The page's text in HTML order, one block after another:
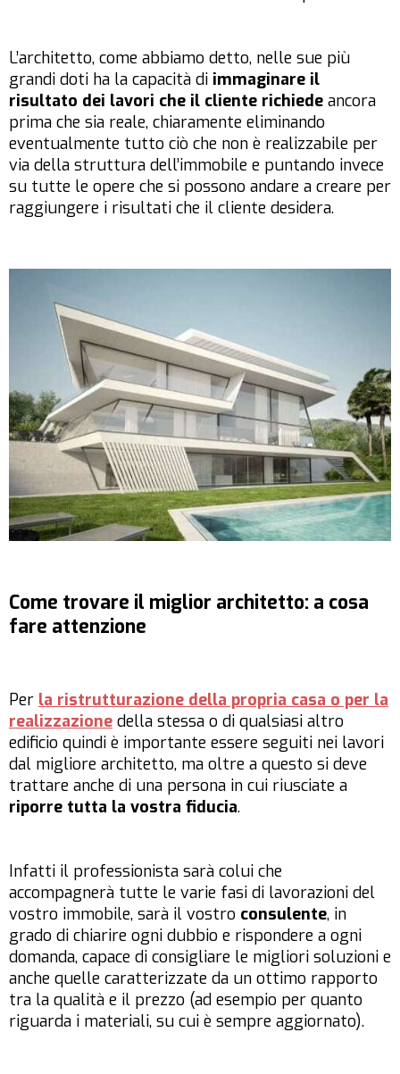
L’architetto, come abbiamo detto, nelle sue più
grandi doti ha la capacità di immaginare il
risultato dei lavori che il cliente richiede ancora
prima che sia reale, chiaramente eliminando
eventualmente tutto ciò che non è realizzabile per
via della struttura dell’immobile e puntando invece
su tutte le opere che si possono andare a creare per
raggiungere i risultati che il cliente desidera.
Come trovare il miglior architetto: a cosa
fare attenzione
Per la ristrutturazione della propria casa o per la
realizzazione della stessa o di qualsiasi altro
edificio quindi è importante essere seguiti nei lavori
dal migliore architetto, ma oltre a questo si deve
trattare anche di una persona in cui riusciate a
riporre tutta la vostra fiducia.
Infatti il professionista sarà colui che
accompagnerà tutte le varie fasi di lavorazioni del
vostro immobile, sarà il vostro consulente, in
grado di chiarire ogni dubbio e rispondere a ogni
domanda, capace di consigliare le migliori soluzioni e
anche quelle caratterizzate da un ottimo rapporto
tra la qualità e il prezzo (ad esempio per quanto
riguarda i materiali, su cui è sempre aggiornato).